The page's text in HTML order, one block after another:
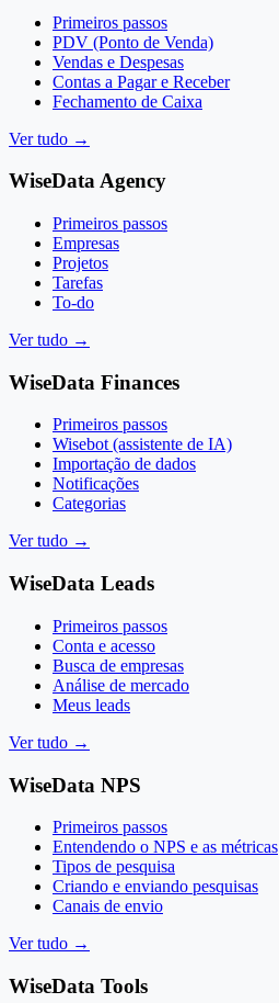
Primeiros passos
PDV (Ponto de Venda)
Vendas e Despesas
Contas a Pagar e Receber
Fechamento de Caixa
Ver tudo →
WiseData Agency
Primeiros passos
Empresas
Projetos
Tarefas
To-do
Ver tudo →
WiseData Finances
Primeiros passos
Wisebot (assistente de IA)
Importação de dados
Notificações
Categorias
Ver tudo →
WiseData Leads
Primeiros passos
Conta e acesso
Busca de empresas
Análise de mercado
Meus leads
Ver tudo →
WiseData NPS
Primeiros passos
Entendendo o NPS e as métricas
Tipos de pesquisa
Criando e enviando pesquisas
Canais de envio
Ver tudo →
WiseData Tools